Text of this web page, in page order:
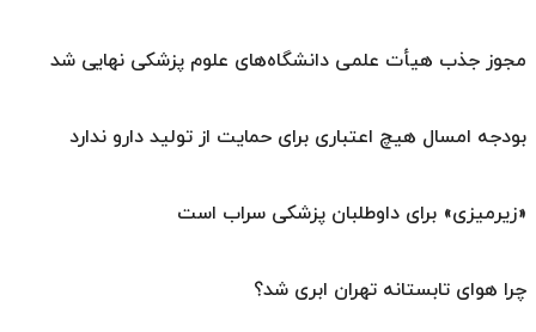
مجوز جذب هیأت علمی دانشگاه‌های علوم پزشکی نهایی شد
بودجه امسال هیچ اعتباری برای حمایت از تولید دارو ندارد
«زیرمیزی» برای داوطلبان پزشکی سراب است
چرا هوای تابستانه تهران ابری شد؟